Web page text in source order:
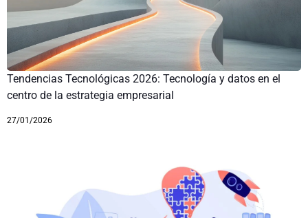
Tendencias Tecnológicas 2026: Tecnología y datos en el
centro de la estrategia empresarial
27/01/2026